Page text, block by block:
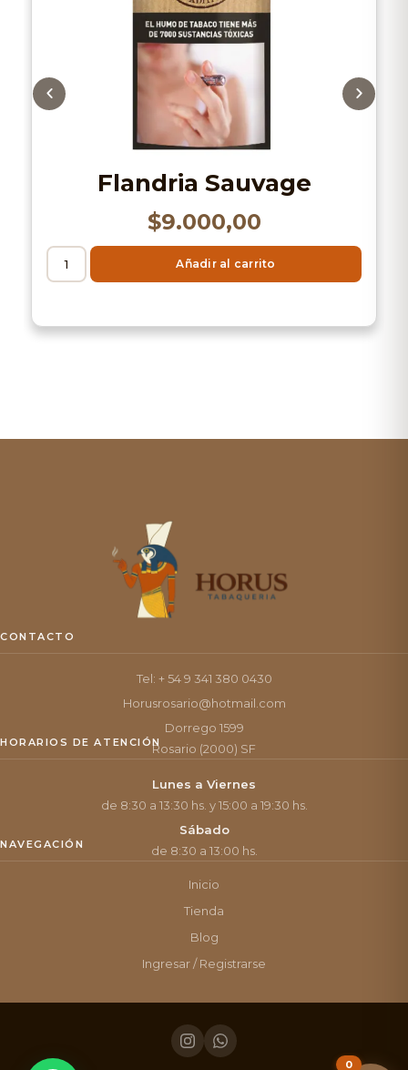
Flandria Sauvage
$9.000,00
Añadir al carrito
CONTACTO
Tel: + 54 9 341 380 0430
Horusrosario@hotmail.com
Dorrego 1599
Rosario (2000) SF
HORARIOS DE ATENCIÓN
Lunes a Viernes
de 8:30 a 13:30 hs. y 15:00 a 19:30 hs.
Sábado
de 8:30 a 13:00 hs.
NAVEGACIÓN
Inicio
Tienda
Blog
Ingresar / Registrarse
0